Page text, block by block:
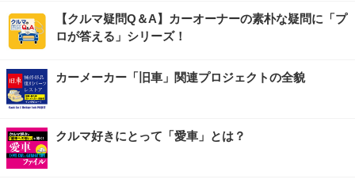
【クルマ疑問Q＆A】カーオーナーの素朴な疑問に「プ
ロが答える」シリーズ！
カーメーカー「旧車」関連プロジェクトの全貌
クルマ好きにとって「愛車」とは？